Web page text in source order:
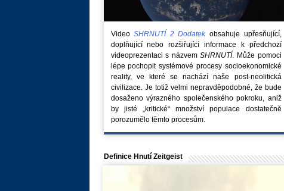
VideoSHRNUTÍ 2 Dodatekobsahuje upřesňující,
doplňující nebo rozšiřující informace k předchozí
videoprezentaci s názvemSHRNUTÍ. Může pomoci
lépe pochopit systémové procesy socioekonomické
reality, ve které se nachází naše post-neolitická
civilizace. Je totiž velmi nepravděpodobné, že bude
dosaženo výrazného společenského pokroku, aniž
by jisté „kritické“ množství populace dostatečně
porozumělo těmto procesům.
Definice Hnutí Zeitgeist